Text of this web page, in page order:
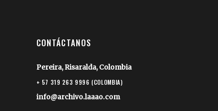
CONTÁCTANOS
Pereira, Risaralda, Colombia
+ 57 319 263 9996 (COLOMBIA)
info@archivo.laaao.com